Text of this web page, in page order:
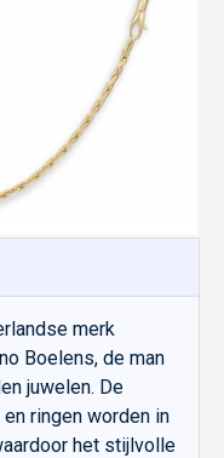
merk
Boelens, de man
juwelen. De
ringen worden in
het stijlvolle